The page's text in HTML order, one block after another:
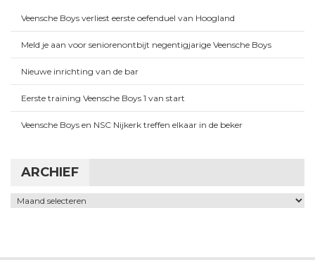
Veensche Boys verliest eerste oefenduel van Hoogland
Meld je aan voor seniorenontbijt negentigjarige Veensche Boys
Nieuwe inrichting van de bar
Eerste training Veensche Boys 1 van start
Veensche Boys en NSC Nijkerk treffen elkaar in de beker
ARCHIEF
Archief